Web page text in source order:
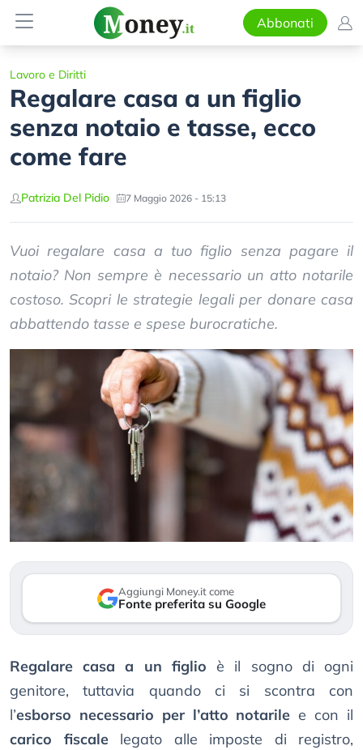
Abbonati
Lavoro e Diritti
Regalare casa a un figlio
senza notaio e tasse, ecco
come fare
Patrizia Del Pidio 7 Maggio 2026 - 15:13
Vuoi regalare casa a tuo figlio senza pagare il
notaio? Non sempre è necessario un atto notarile
costoso. Scopri le strategie legali per donare casa
abbattendo tasse e spese burocratiche.
Aggiungi Money.it come
Fonte preferita su Google
Regalare casa a un figlio è il sogno di ogni
genitore, tuttavia quando ci si scontra con
l’esborso necessario per l’atto notarile e con il
carico fiscalelegato alle imposte di registro,